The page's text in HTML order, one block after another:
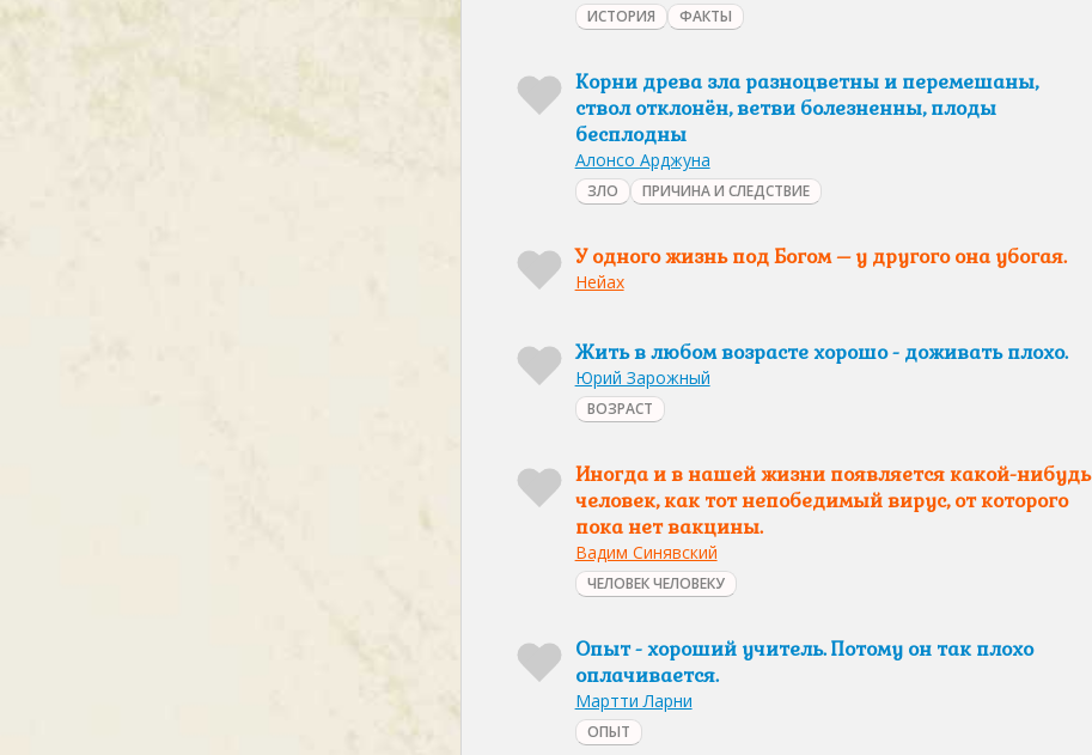
ИСТОРИЯ ФАКТЫ
Корни древа зла разноцветны и перемешаны,
ствол отклонён, ветви болезненны, плоды
бесплодны
Алонсо Арджуна
ЗЛО ПРИЧИНА И СЛЕДСТВИЕ
У одного жизнь под Богом – у другого она убогая.
Нейах
Жить в любом возрасте хорошо - доживать плохо.
Юрий Зарожный
ВОЗРАСТ
Иногда и в нашей жизни появляется какой-нибудь
человек, как тот непобедимый вирус, от которого
пока нет вакцины.
Вадим Синявский
ЧЕЛОВЕК ЧЕЛОВЕКУ
Опыт - хороший учитель. Потому он так плохо
оплачивается.
Мартти Ларни
ОПЫТ